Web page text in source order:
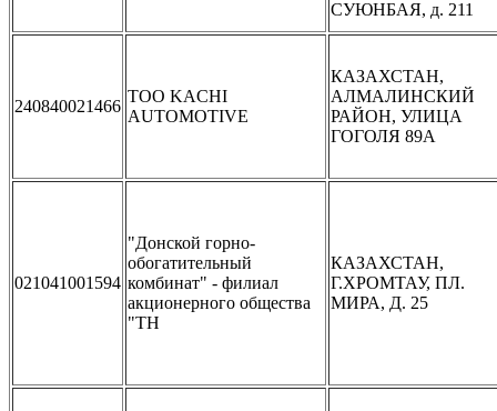
СУЮНБАЯ, д. 211
240840021466
TOO KACHI
AUTOMOTIVE
КАЗАХСТАН,
АЛМАЛИНСКИЙ
РАЙОН, УЛИЦА
ГОГОЛЯ 89А
021041001594
"Донской горно-
обогатительный
комбинат" - филиал
акционерного общества
"ТН
КАЗАХСТАН,
Г.ХРОМТАУ, ПЛ.
МИРА, Д. 25